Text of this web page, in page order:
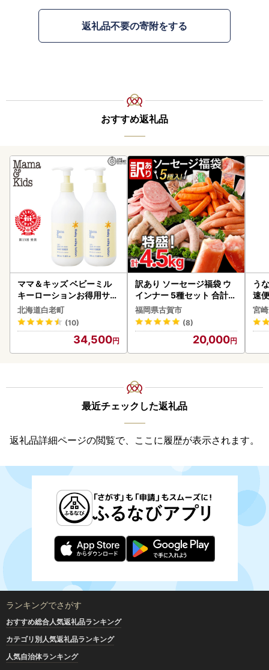
返礼品不要の寄附をする
おすすめ返礼品
ママ＆キッズ ベビーミル
キーローションお得用サイ
ズ 380ml 2本セット CH21
0
北海道白老町
(10)
34,500
訳あり ソーセージ福袋 ウ
インナー 5種セット 合計4.
5kg ソーセージ
福岡県古賀市
(8)
20,000
う
速
g以
宮
最近チェックした返礼品
返礼品詳細ページの閲覧で、ここに履歴が表示されます。
ランキングでさがす
おすすめ総合人気返礼品ランキング
カテゴリ別人気返礼品ランキング
人気自治体ランキング